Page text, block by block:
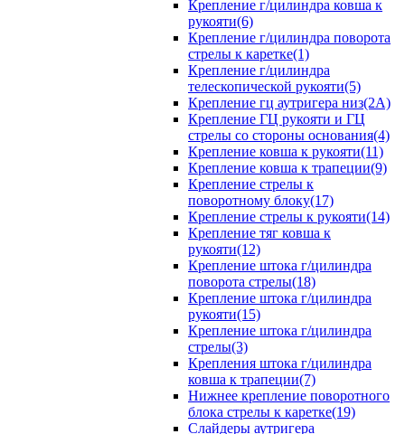
Крепление г/цилиндра ковша к
рукояти(6)
Крепление г/цилиндра поворота
стрелы к каретке(1)
Крепление г/цилиндра
телескопической рукояти(5)
Крепление гц аутригера низ(2А)
Крепление ГЦ рукояти и ГЦ
стрелы со стороны основания(4)
Крепление ковша к рукояти(11)
Крепление ковша к трапеции(9)
Крепление стрелы к
поворотному блоку(17)
Крепление стрелы к рукояти(14)
Крепление тяг ковша к
рукояти(12)
Крепление штока г/цилиндра
поворота стрелы(18)
Крепление штока г/цилиндра
рукояти(15)
Крепление штока г/цилиндра
стрелы(3)
Крепления штока г/цилиндра
ковша к трапеции(7)
Нижнее крепление поворотного
блока стрелы к каретке(19)
Слайдеры аутригера